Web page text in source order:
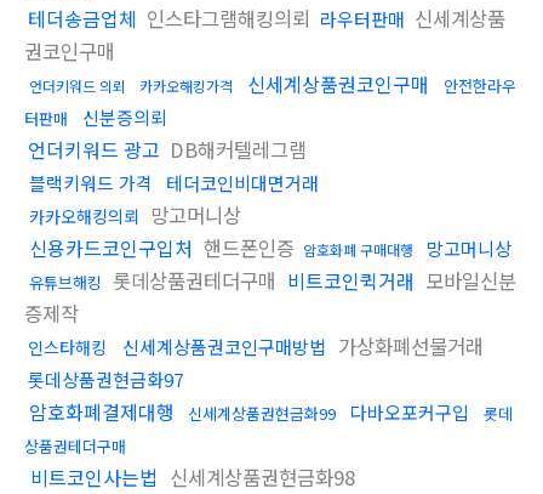
테더송금업체 인스타그램해킹의뢰 라우터판매 신세계상품
권코인구매
언더키워드 의뢰 카카오해킹가격 신세계상품권코인구매
안전한라우
터판매
신분증의뢰
언더키워드 광고 DB해커텔레그램
블랙키워드 가격 테더코인비대면거래
카카오해킹의뢰 망고머니상
신용카드코인구입처 핸드폰인증 암호화폐 구매대행 망고머니상
유튜브해킹 롯데상품권테더구매 비트코인퀵거래 모바일신분
증제작
인스타해킹 신세계상품권코인구매방법 가상화폐선물거래
롯데상품권현금화97
암호화폐결제대행 신세계상품권현금화99 다바오포커구입
롯데
상품권테더구매
비트코인사는법 신세계상품권현금화98